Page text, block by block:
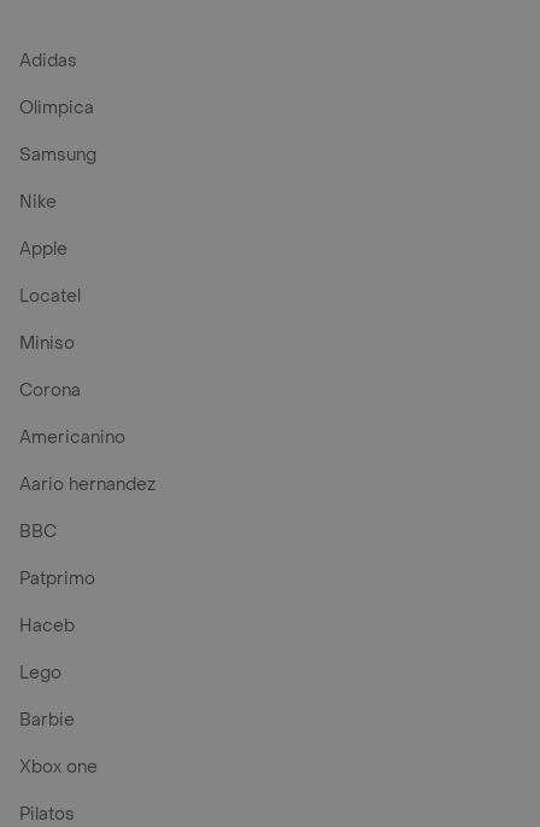
Adidas
Olimpica
Samsung
Nike
Apple
Locatel
Miniso
Corona
Americanino
Aario hernandez
BBC
Patprimo
Haceb
Lego
Barbie
Xbox one
Pilatos